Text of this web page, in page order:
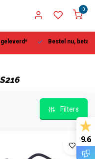
0
Bestel nu, betaal
Filters
9.6